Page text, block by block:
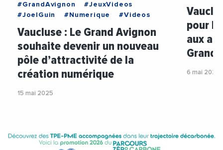
#GrandAvignon
#JeuxVideos
#JoelGuin
#Numerique #Videos
Vaucluse : Le Grand Avignon
souhaite devenir un nouveau
pôle d’attractivité de la
création numérique
15 mai 2025
pour
aux
Grand
6 mai 2025